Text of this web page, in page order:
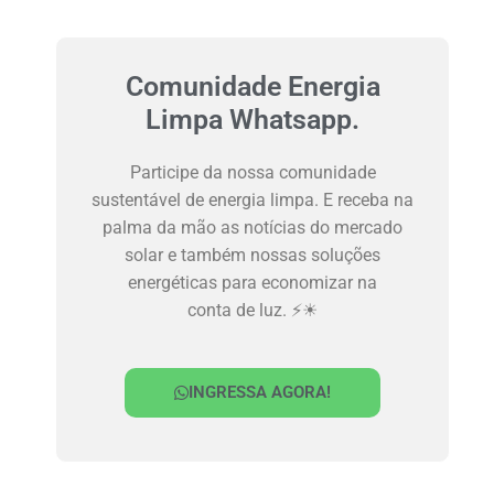
Comunidade Energia
Limpa Whatsapp.
Participe da nossa comunidade
sustentável de energia limpa. E receba na
palma da mão as notícias do mercado
solar e também nossas soluções
energéticas para economizar na
conta de luz. ⚡☀
INGRESSA AGORA!